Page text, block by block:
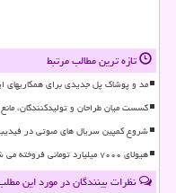
تازه ترین مطالب مرتبط
مد و پوشاک پل جدیدی برای همکاریهای
گسست میان طراحان و تولیدکنندگان،
شروع کمپین سریال های صوتی در
هیولای ۷۰۰۰ میلیارد تومانی فروخته می شود
نظرات بینندگان در مورد این